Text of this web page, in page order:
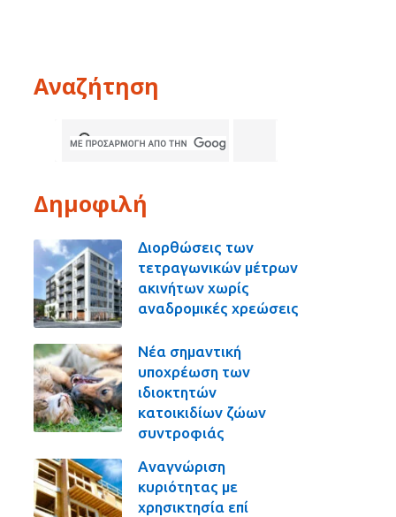
Αναζήτηση
Δημοφιλή
Διορθώσεις των
τετραγωνικών μέτρων
ακινήτων χωρίς
αναδρομικές χρεώσεις
Νέα σημαντική
υποχρέωση των
ιδιοκτητών
κατοικιδίων ζώων
συντροφιάς
Αναγνώριση
κυριότητας με
χρησικτησία επί